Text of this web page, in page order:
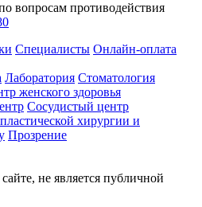
вопросам противодействия
Специалисты Онлайн-оплата
Лаборатория Стоматология
женского здоровья
Сосудистый центр
хирургии и
Прозрение
не является публичной